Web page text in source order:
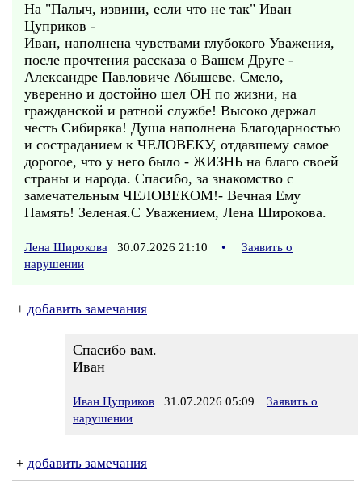
На "Палыч, извини, если что не так" Иван
Цуприков -
Иван, наполнена чувствами глубокого Уважения,
после прочтения рассказа о Вашем Друге -
Александре Павловиче Абышеве. Смело,
уверенно и достойно шел ОН по жизни, на
гражданской и ратной службе! Высоко держал
честь Сибиряка! Душа наполнена Благодарностью
и состраданием к ЧЕЛОВЕКУ, отдавшему самое
дорогое, что у него было - ЖИЗНЬ на благо своей
страны и народа. Спасибо, за знакомство с
замечательным ЧЕЛОВЕКОМ!- Вечная Ему
Память! Зеленая.С Уважением, Лена Широкова.
Лена Широкова 30.07.2026 21:10 •
Заявить о
нарушении
+ добавить замечания
Спасибо вам.
Иван
Иван Цуприков 31.07.2026 05:09
Заявить о
нарушении
+ добавить замечания